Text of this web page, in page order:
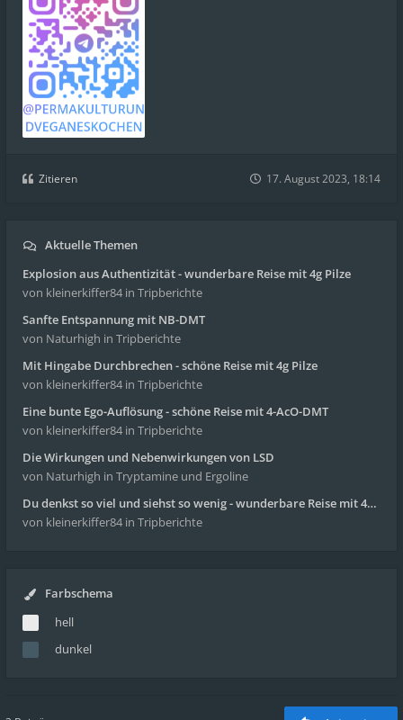
Zitieren 17. August 2023, 18:14
Aktuelle Themen
Explosion aus Authentizität - wunderbare Reise mit 4g Pilze
von kleinerkiffer84 in Tripberichte
Sanfte Entspannung mit NB-DMT
von Naturhigh in Tripberichte
Mit Hingabe Durchbrechen - schöne Reise mit 4g Pilze
von kleinerkiffer84 in Tripberichte
Eine bunte Ego-Auflösung - schöne Reise mit 4-AcO-DMT
von kleinerkiffer84 in Tripberichte
Die Wirkungen und Nebenwirkungen von LSD
von Naturhigh in Tryptamine und Ergoline
Du denkst so viel und siehst so wenig - wunderbare Reise mit 4g Pilze
von kleinerkiffer84 in Tripberichte
Farbschema
hell
dunkel